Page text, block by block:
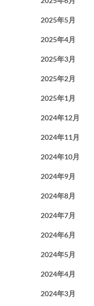
2025年5月
2025年4月
2025年3月
2025年2月
2025年1月
2024年12月
2024年11月
2024年10月
2024年9月
2024年8月
2024年7月
2024年6月
2024年5月
2024年4月
2024年3月